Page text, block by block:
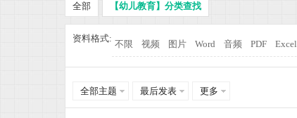
全部 【幼儿教育】分类查找
资料格式:
不限 视频 图片 Word 音频 PDF Excel
全部主题 最后发表 更多